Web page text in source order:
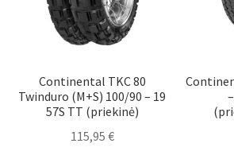
Continental TKC 80
Twinduro (M+S) 100/90 – 19
57S TT (priekinė)
115,95 €